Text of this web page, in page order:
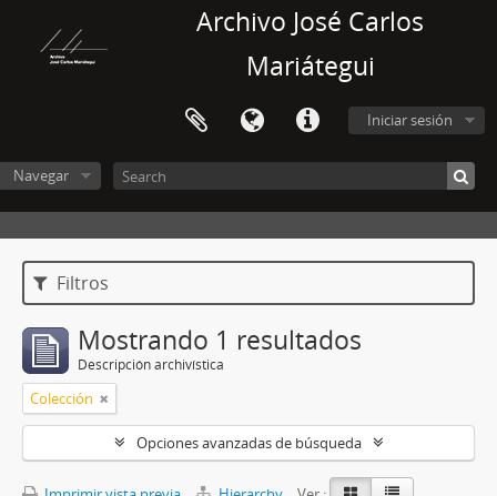
Archivo José Carlos
Mariátegui
Iniciar sesión
Navegar
Filtros
Mostrando 1 resultados
Descripción archivística
Colección
Opciones avanzadas de búsqueda